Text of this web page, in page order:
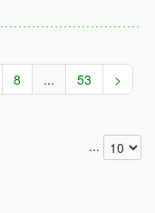
8 ... 53 >
...